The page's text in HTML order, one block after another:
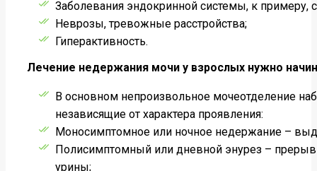
Заболевания эндокринной системы, к примеру,
Неврозы, тревожные расстройства;
Гиперактивность.
Лечение недержания мочи у взрослых нужно
В основном непроизвольное мочеотделение
независящие от характера проявления:
Моносимптомное или ночное недержание –
Полисимптомный или дневной энурез –
урины;